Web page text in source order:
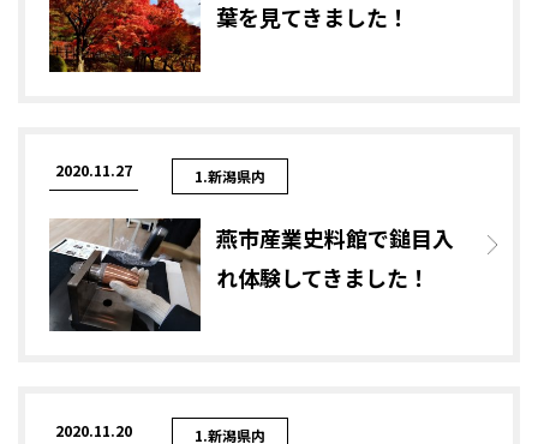
葉を見てきました！
2020.11.27 1.新潟県内
燕市産業史料館で鎚目入
れ体験してきました！
2020.11.20 1.新潟県内